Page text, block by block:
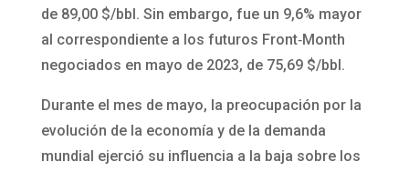
de 89,00 $/bbl. Sin embargo, fue un 9,6% mayor
al correspondiente a los futuros Front‑Month
negociados en mayo de 2023, de 75,69 $/bbl.
Durante el mes de mayo, la preocupación por la
evolución de la economía y de la demanda
mundial ejerció su influencia a la baja sobre los